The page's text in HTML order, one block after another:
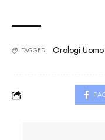
TAGGED: Orologi